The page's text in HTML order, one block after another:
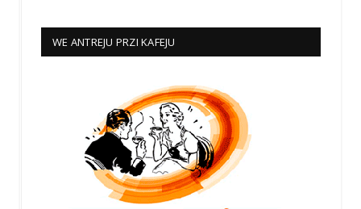
WE ANTREJU PRZI KAFEJU